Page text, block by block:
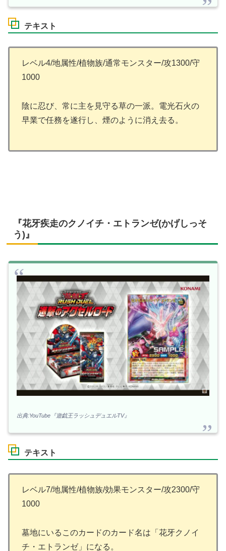
テキスト
レベル4/地属性/植物族/通常モンスター/攻1300/守
1000
陰に忍び、常に主を見守る草の一派。電光石火の
早業で任務を遂行し、煙のように消え去る。
『花牙疾走のクノイチ・エトランゼ(かげしっそ
う)』
出典:YouTube『遊戯王ラッシュデュエルTV』
テキスト
レベル7/地属性/植物族/効果モンスター/攻2300/守
1000
墓地にいるこのカードのカード名は「花牙クノイ
チ・エトランゼ」になる。